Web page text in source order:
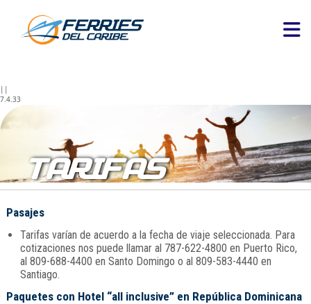
||
7.4.33
TARIFAS
Pasajes
Tarifas varían de acuerdo a la fecha de viaje seleccionada. Para
cotizaciones nos puede llamar al 787-622-4800 en Puerto Rico,
al 809-688-4400 en Santo Domingo o al 809-583-4440 en
Santiago.
Paquetes con Hotel “all inclusive” en República Dominicana